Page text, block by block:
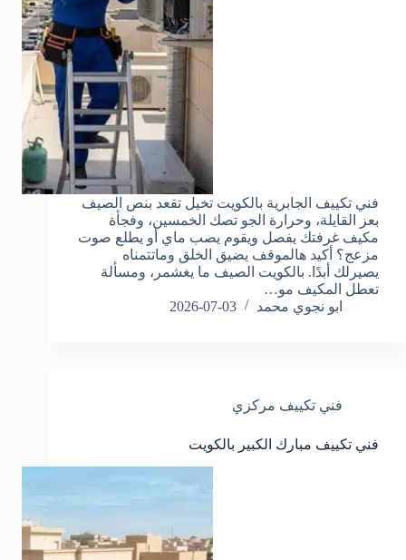
فني تكييف الجابرية بالكويت تخيل تقعد بنص الصيف
بعز القايلة، وحرارة الجو تصك الخمسين، وفجأة
مكيف غرفتك يفصل ويقوم يصب ماي أو يطلع صوت
مزعج؟ أكيد هالموقف يضيق الخلق وماتتمناه
يصيرلك أبدًا. بالكويت الصيف ما يغشمر، ومسألة
تعطل المكيف مو…
ابو نجوي محمد
2026-07-03
فني تكييف مركزي
فني تكييف مبارك الكبير بالكويت